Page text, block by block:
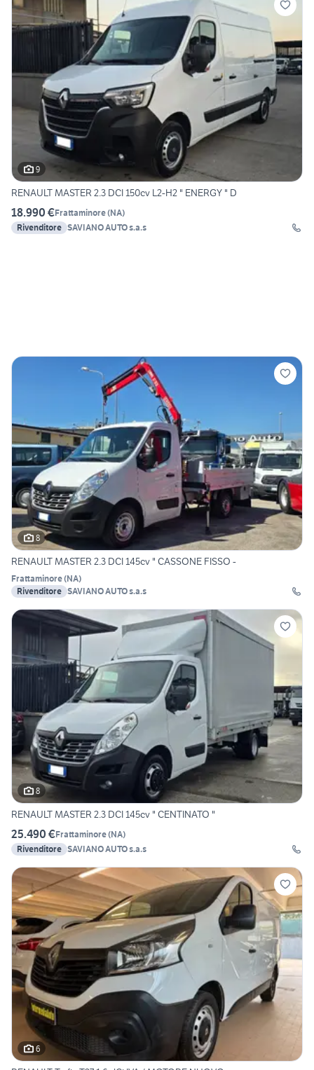
9
RENAULT MASTER 2.3 DCI 150cv L2-H2 " ENERGY " D
18.990 €Frattaminore(NA)
Rivenditore SAVIANO AUTO s.a.s
8
RENAULT MASTER 2.3 DCI 145cv " CASSONE FISSO -
Frattaminore(NA)
Rivenditore SAVIANO AUTO s.a.s
8
RENAULT MASTER 2.3 DCI 145cv " CENTINATO "
25.490 €Frattaminore(NA)
Rivenditore SAVIANO AUTO s.a.s
6